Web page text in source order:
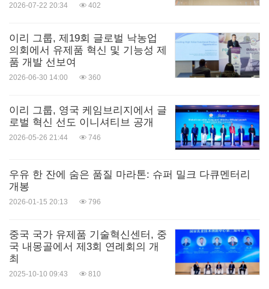
2026-07-22 20:34 402
이리 그룹, 제19회 글로벌 낙농업
의회에서 유제품 혁신 및 기능성 제
품 개발 선보여
2026-06-30 14:00 360
이리 그룹, 영국 케임브리지에서 글
로벌 혁신 선도 이니셔티브 공개
2026-05-26 21:44 746
우유 한 잔에 숨은 품질 마라톤: 슈퍼 밀크 다큐멘터리
개봉
2026-01-15 20:13 796
중국 국가 유제품 기술혁신센터, 중
국 내몽골에서 제3회 연례회의 개
최
2025-10-10 09:43 810